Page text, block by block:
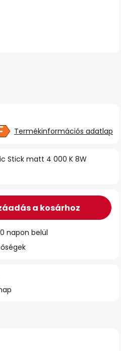
Stick matt 4 000 K 8W
Termékinformációs adatlap
a kosárhoz
napon belül